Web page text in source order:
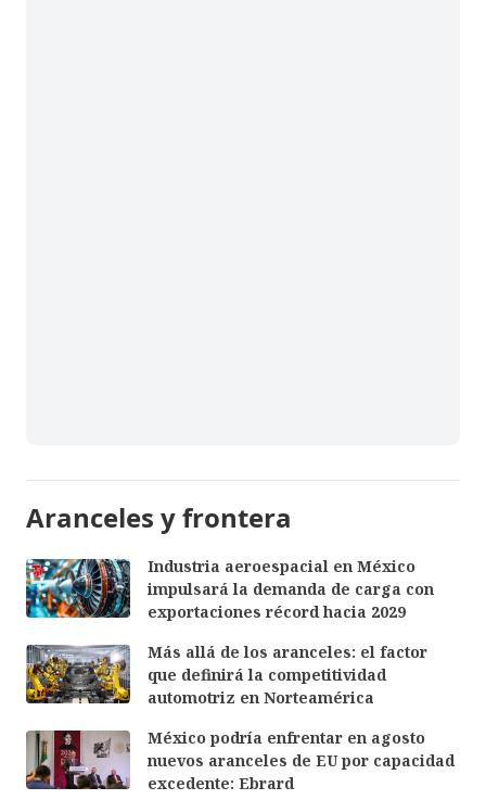
Aranceles y frontera
Industria aeroespacial en México
impulsará la demanda de carga con
exportaciones récord hacia 2029
Más allá de los aranceles: el factor
que definirá la competitividad
automotriz en Norteamérica
México podría enfrentar en agosto
nuevos aranceles de EU por capacidad
excedente: Ebrard